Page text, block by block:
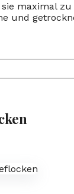
maximal zu
und